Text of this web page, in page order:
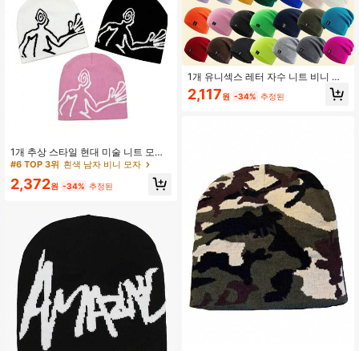
1개 추상 스타일 현대 미술 니트 모자,
나선형 인간 형태 디자인, 멀티 컬러
일
#6 TOP 3위 흰색 남자 비니 모자
2,372원 -34% 추정된
1개 유니섹스 레터 자수 니트 비니 모
자, 가을/겨울 액세서리
2,117원 -34% 추정된